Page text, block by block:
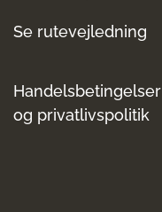
Se rutevejledning
Handelsbetingelser
og privatlivspolitik